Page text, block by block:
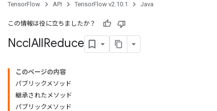
TensorFlow API TensorFlow v2.10.1 Java
この情報は役に立ちましたか？
NcclAllReduce
このページの内容
パブリックメソッド
継承されたメソッド
パブリックメソッド